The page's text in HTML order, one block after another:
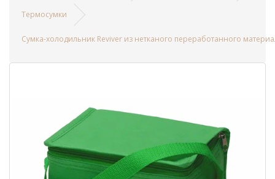
Термосумки
Сумка-холодильник Reviver из нетканого переработанного